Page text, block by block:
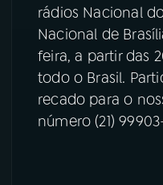
YouTube
TikTok
rádios Nacional
Nacional de
feira, a partir das
todo o Brasil.
recado para o
número (21)